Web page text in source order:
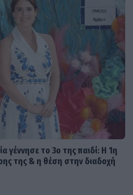
γέννησε το 3ο της παιδί: Η 1η
της & η θέση στην διαδοχή